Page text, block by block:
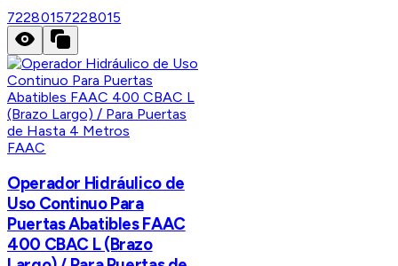
72280157228015
FAAC
Operador Hidráulico de
Uso Continuo Para
Puertas Abatibles FAAC
400 CBAC L (Brazo